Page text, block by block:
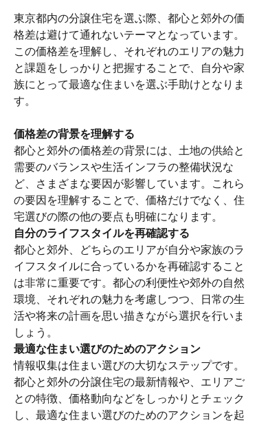
東京都内の分譲住宅を選ぶ際、都心と郊外の価
格差は避けて通れないテーマとなっています。
この価格差を理解し、それぞれのエリアの魅力
と課題をしっかりと把握することで、自分や家
族にとって最適な住まいを選ぶ手助けとなりま
す。
価格差の背景を理解する
都心と郊外の価格差の背景には、土地の供給と
需要のバランスや生活インフラの整備状況な
ど、さまざまな要因が影響しています。これら
の要因を理解することで、価格だけでなく、住
宅選びの際の他の要点も明確になります。
自分のライフスタイルを再確認する
都心と郊外、どちらのエリアが自分や家族のラ
イフスタイルに合っているかを再確認すること
は非常に重要です。都心の利便性や郊外の自然
環境、それぞれの魅力を考慮しつつ、日常の生
活や将来の計画を思い描きながら選択を行いま
しょう。
最適な住まい選びのためのアクション
情報収集は住まい選びの大切なステップです。
都心と郊外の分譲住宅の最新情報や、エリアご
との特徴、価格動向などをしっかりとチェック
し、最適な住まい選びのためのアクションを起